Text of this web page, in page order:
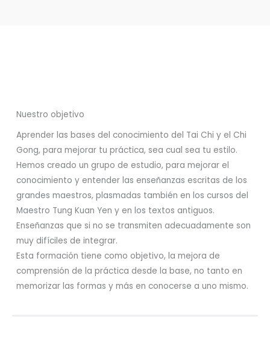
Nuestro objetivo
Aprender las bases del conocimiento del Tai Chi y el Chi
Gong, para mejorar tu práctica, sea cual sea tu estilo.
Hemos creado un grupo de estudio, para mejorar el
conocimiento y entender las enseñanzas escritas de los
grandes maestros, plasmadas también en los cursos del
Maestro Tung Kuan Yen y en los textos antiguos.
Enseñanzas que si no se transmiten adecuadamente son
muy difíciles de integrar.
Esta formación tiene como objetivo, la mejora de
comprensión de la práctica desde la base, no tanto en
memorizar las formas y más en conocerse a uno mismo.